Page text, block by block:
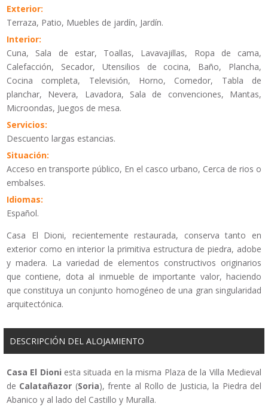
Exterior:
Terraza, Patio, Muebles de jardín, Jardín.
Interior:
Cuna, Sala de estar, Toallas, Lavavajillas, Ropa de cama,
Calefacción, Secador, Utensilios de cocina, Baño, Plancha,
Cocina completa, Televisión, Horno, Comedor, Tabla de
planchar, Nevera, Lavadora, Sala de convenciones, Mantas,
Microondas, Juegos de mesa.
Servicios:
Descuento largas estancias.
Situación:
Acceso en transporte público, En el casco urbano, Cerca de rios o
embalses.
Idiomas:
Español.
Casa El Dioni, recientemente restaurada, conserva tanto en
exterior como en interior la primitiva estructura de piedra, adobe
y madera. La variedad de elementos constructivos originarios
que contiene, dota al inmueble de importante valor, haciendo
que constituya un conjunto homogéneo de una gran singularidad
arquitectónica.
DESCRIPCIÓN DEL ALOJAMIENTO
Casa El Dioni esta situada en la misma Plaza de la Villa Medieval
de Calatañazor (Soria), frente al Rollo de Justicia, la Piedra del
Abanico y al lado del Castillo y Muralla.